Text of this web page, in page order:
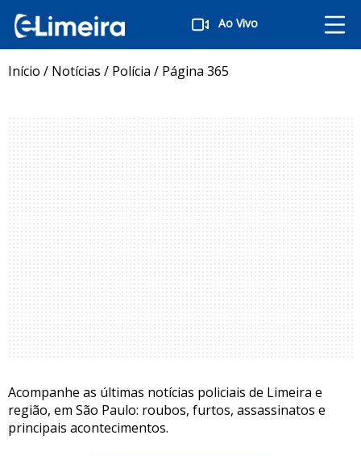
Ao Vivo
Início / Notícias / Polícia / Página 365
Acompanhe as últimas notícias policiais de Limeira e
região, em São Paulo: roubos, furtos, assassinatos e
principais acontecimentos.